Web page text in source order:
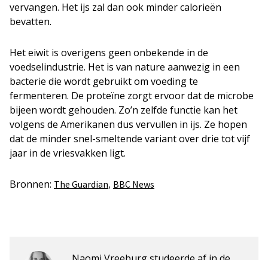
vervangen. Het ijs zal dan ook minder calorieën
bevatten.
Het eiwit is overigens geen onbekende in de
voedselindustrie. Het is van nature aanwezig in een
bacterie die wordt gebruikt om voeding te
fermenteren. De proteïne zorgt ervoor dat de microbe
bijeen wordt gehouden. Zo’n zelfde functie kan het
volgens de Amerikanen dus vervullen in ijs. Ze hopen
dat de minder snel-smeltende variant over drie tot vijf
jaar in de vriesvakken ligt.
Bronnen: The Guardian, BBC News